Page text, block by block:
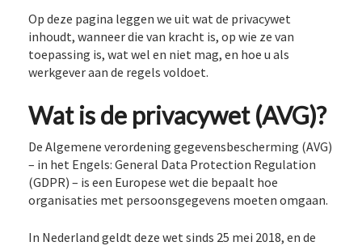
Op deze pagina leggen we uit wat de privacywet
inhoudt, wanneer die van kracht is, op wie ze van
toepassing is, wat wel en niet mag, en hoe u als
werkgever aan de regels voldoet.
Wat is de privacywet (AVG)?
De Algemene verordening gegevensbescherming (AVG)
– in het Engels: General Data Protection Regulation
(GDPR) – is een Europese wet die bepaalt hoe
organisaties met persoonsgegevens moeten omgaan.
In Nederland geldt deze wet sinds 25 mei 2018, en de